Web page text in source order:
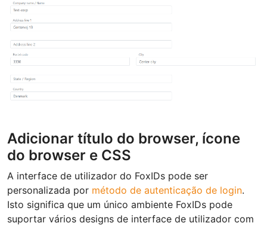
Adicionar título do browser, ícone
do browser e CSS
A interface de utilizador do FoxIDs pode ser
personalizada por método de autenticação de login.
Isto significa que um único ambiente FoxIDs pode
suportar vários designs de interface de utilizador com